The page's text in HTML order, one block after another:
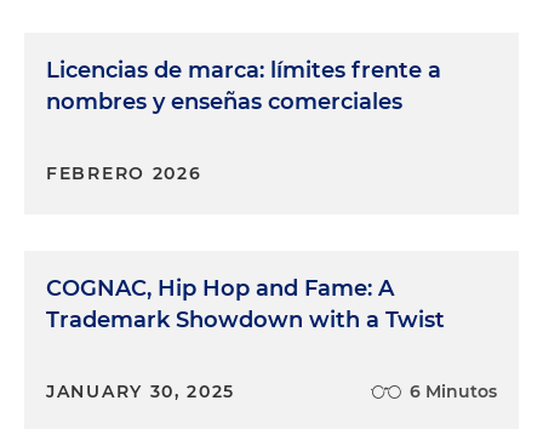
Licencias de marca: límites frente a
nombres y enseñas comerciales
FEBRERO 2026
COGNAC, Hip Hop and Fame: A
Trademark Showdown with a Twist
JANUARY 30, 2025 6 Minutos